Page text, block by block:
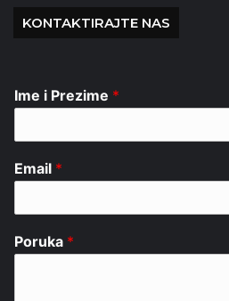
KONTAKTIRAJTE NAS
Ime i Prezime *
Email *
Poruka *